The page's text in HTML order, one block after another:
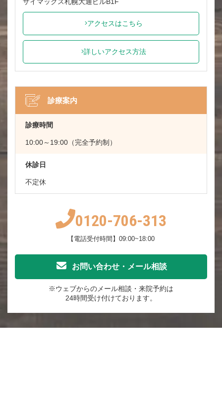
アクセスはこちら
詳しいアクセス方法
診療案内
診療時間
10:00～19:00（完全予約制）
休診日
不定休
0120-706-313
【電話受付時間】09:00~18:00
お問い合わせ・メール相談
※ウェブからのメール相談・来院予約は
24時間受け付けております。